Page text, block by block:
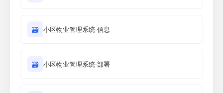
🗃 小区物业管理系统-信息
🗃 小区物业管理系统-部署